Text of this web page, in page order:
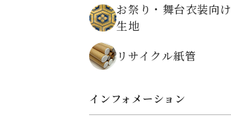
金襴ケース・大
金襴小物ケース
金襴がまぐち
ちりめん碁石がまぐち
御朱印帳
友禅ちりめんポーチ
お祭り・舞台衣装向け
生地
リサイクル紙管
インフォメーション